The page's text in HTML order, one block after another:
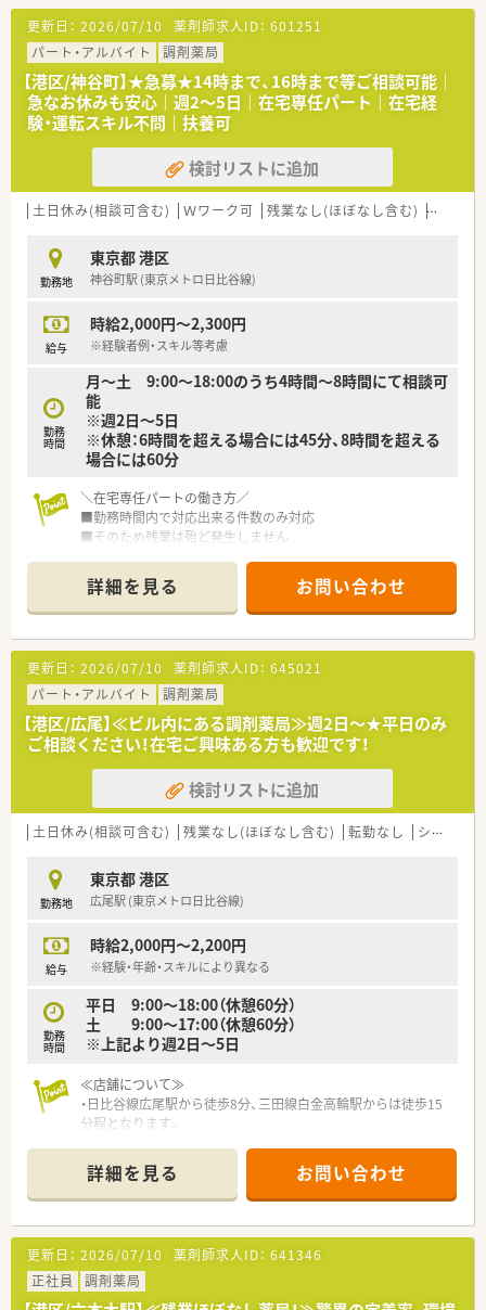
【募集背景と求める人物像について】
■現職員が2026年4月より産休に入るため、この欠員補充として
常勤薬剤師1名を急募しています。
■会社設立から日が浅いベンチャー気質なため能動的に動き、組
織づくりに貢献したい方を求めています。
■店舗採用ではなく会社採用という考え方ですので、柔軟に各店
舗の状況に対応できる方を歓迎いたします。
【法人特徴について】
■2016年の第1号店開局から神奈川・東京に計6店舗を展開し、今
後は20～30店舗のドミナント展開を目指しています。
念に掲げ、地域医療体制の発展に貢献しています。
■土地・不動産・建設事業を展開するグループ会社があり、経営基
盤が盤石で安定して業績を伸ばしています。
【職場環境と雰囲気】
■店舗の間取り設計に薬剤師が介入しており、スムーズな動線が
■内装は清潔感のある白で統一され、薬局ではないような高級感
あふれる意匠性の高い造りが特徴的です。
■20～30代の若手社員が多数活躍しており、活気のある雰囲気
の中で働くことができ、OJT研修も実施しています。
更新日： 2026/07/10 薬剤師求人ID： 601251
パート・アルバイト
調剤薬局
【港区/神谷町】★急募★14時まで、16時まで等ご相談可能｜
急なお休みも安心｜週2～5日｜在宅専任パート｜在宅経
験・運転スキル不問｜扶養可
検討リストに追加
土日休み(相談可含む) Ｗワーク可 残業なし(ほぼなし含む) 転勤な
勤務地
東京都 港区
神谷町駅 (東京メトロ日比谷線)
給与
時給2,000円～2,300円
※経験者例・スキル等考慮
勤務
時間
月～土 9:00～18:00のうち4時間～8時間にて相談可
能
※週2日～5日
※休憩：6時間を超える場合には45分、8時間を超える
場合には60分
＼在宅専任パートの働き方／
■勤務時間内で対応出来る件数のみ対応
■そのため残業は殆ど発生しません
■在宅経験が無くてもOJT教育でしっかりとフォロー
■車の運転が出来なくてもOK！
■在宅業務が無い場合は、店舗にて外来対応を行います
＼薬局の特徴／
■母体は病医院専門の経営コンサルティング企業です。
全国に調剤薬局を550店舗以上展開しています。
■薬局事業だけでなく、クリニックモールの企画・運営や医療機
器のリースなど幅広く事業を展開しております。
■勤務地や転勤の有無など、希望により働き方を選択できます。
転勤のない働き方も可能です。
入社後に「転勤あり」から「転勤なし」へ
働き方を変更することもできます。
■電子薬歴・ピッキングサポートシステムを導入しています。
■糖尿病や在宅、がんといった領域などで
「社内認定専門薬剤師」の育成に力を入れており薬剤師さんの専
門性を高めています。
育児休業は、最大3歳に達した月の末日まで延長可能です。
「短時間勤務制度」もあり、子育てと両立しながら勤務できる環
その他、介護休暇への「短時間勤務制度」があり、サポートが充実
しております。
■「くるみんマーク」を取得しています。
■研修制度が充実しています。
詳細を見る お問い合わせ
更新日： 2026/07/10 薬剤師求人ID： 645021
パート・アルバイト
調剤薬局
【港区/広尾】≪ビル内にある調剤薬局≫週2日～★平日のみ
ご相談ください！在宅ご興味ある方も歓迎です！
検討リストに追加
土日休み(相談可含む) 残業なし(ほぼなし含む) 転勤なし シフト制
勤務地
東京都 港区
広尾駅 (東京メトロ日比谷線)
給与
時給2,000円～2,200円
※経験・年齢・スキルにより異なる
勤務
時間
平日 9:00～18:00（休憩60分）
土 9:00～17:00（休憩60分）
※上記より週2日～5日
≪店舗について≫
・日比谷線広尾駅から徒歩8分、三田線白金高輪駅からは徒歩15
分程となります。
80枚/日の店舗です。
・在宅（個人宅10件、施設3施設）も対応しております。
パートさんは外来メインとなりますが、在宅希望の方も歓迎で
す！
≪こんな企業です≫
◇東京都・神奈川県を中心に展開している企業です
◇定着率が高く長期就業が可能な薬局！
詳細を見る お問い合わせ
更新日： 2026/07/10 薬剤師求人ID： 641346
正社員
調剤薬局